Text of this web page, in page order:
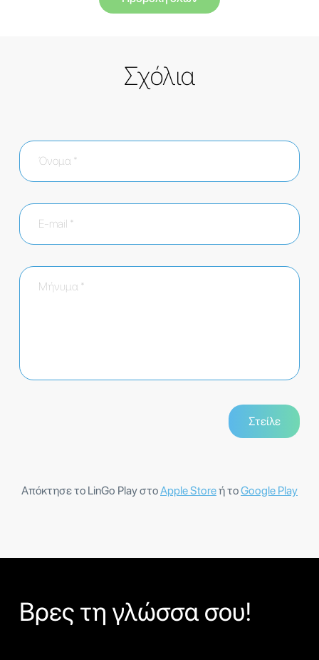
Σχόλια
Απόκτησε το LinGo Play στοApple Storeή τοGoogle Play
Βρες τη γλώσσα σου!